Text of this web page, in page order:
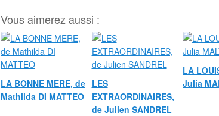
Vous aimerez aussi :
LA BONNE MERE, de
Mathilda DI MATTEO
LES
EXTRAORDINAIRES,
de Julien SANDREL
LA
Julia